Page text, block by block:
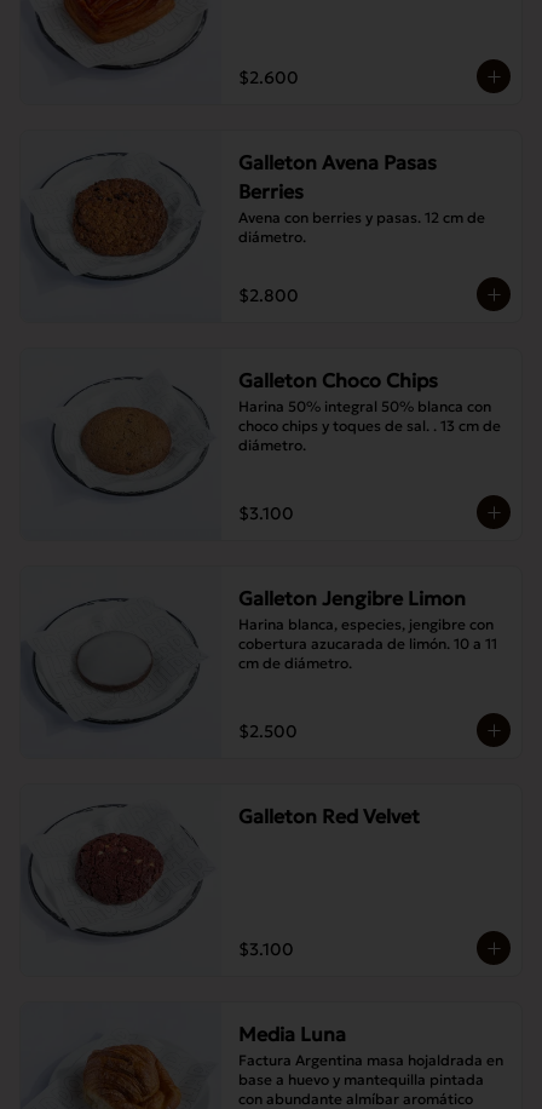
$2.600
Galleton Avena Pasas
Berries
Avena con berries y pasas. 12 cm de
diámetro.
$2.800
Galleton Choco Chips
Harina 50% integral 50% blanca con
choco chips y toques de sal. . 13 cm de
diámetro.
$3.100
Galleton Jengibre Limon
Harina blanca, especies, jengibre con
cobertura azucarada de limón. 10 a 11
cm de diámetro.
$2.500
Galleton Red Velvet
$3.100
Media Luna
Factura Argentina masa hojaldrada en
base a huevo y mantequilla pintada
con abundante almíbar aromático